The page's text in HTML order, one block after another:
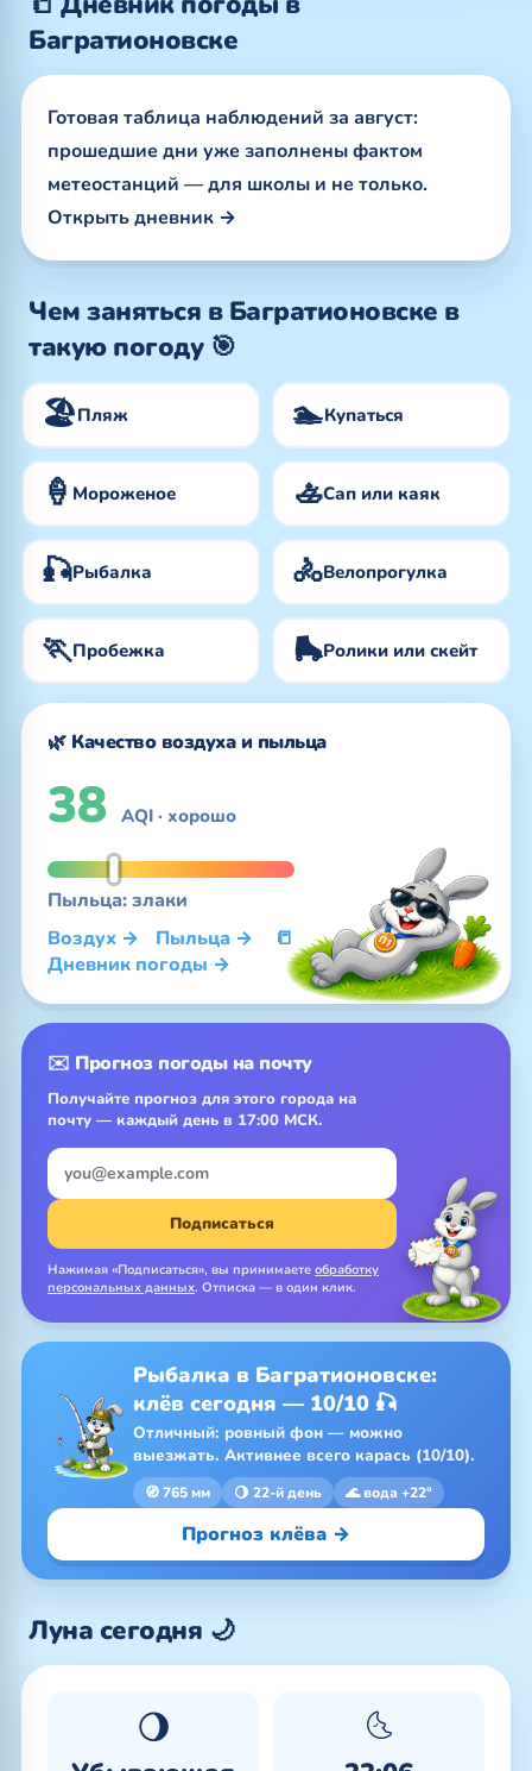
Багратионовске
Готовая таблица наблюдений за август:
прошедшие дни уже заполнены фактом
метеостанций — для школы и не только.
Открыть дневник →
Чем заняться в Багратионовске в
такую погоду 🎯
🏖️Пляж 🏊Купаться
🍦 Мороженое 🚣Сап или каяк
🎣Рыбалка 🚴Велопрогулка
🏃Пробежка 🛼Ролики или скейт
🌿 Качество воздуха и пыльца
38 AQI · хорошо
Пыльца: злаки
Воздух →
Пыльца →
📒
Дневник погоды →
✉️ Прогноз погоды на почту
Получайте прогноз для этого города на
почту — каждый день в 17:00 МСК.
Подписаться
Нажимая «Подписаться», вы принимаете обработку
персональных данных. Отписка — в один клик.
Рыбалка в Багратионовске:
клёв сегодня — 10/10 🎣
Отличный: ровный фон — можно
выезжать. Активнее всего карась (10/10).
🧭 765 мм 🌖 22-й день 🌊 вода +22°
Прогноз клёва →
Луна сегодня 🌙
🌖 🌜